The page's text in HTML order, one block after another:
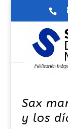
Sax
y los